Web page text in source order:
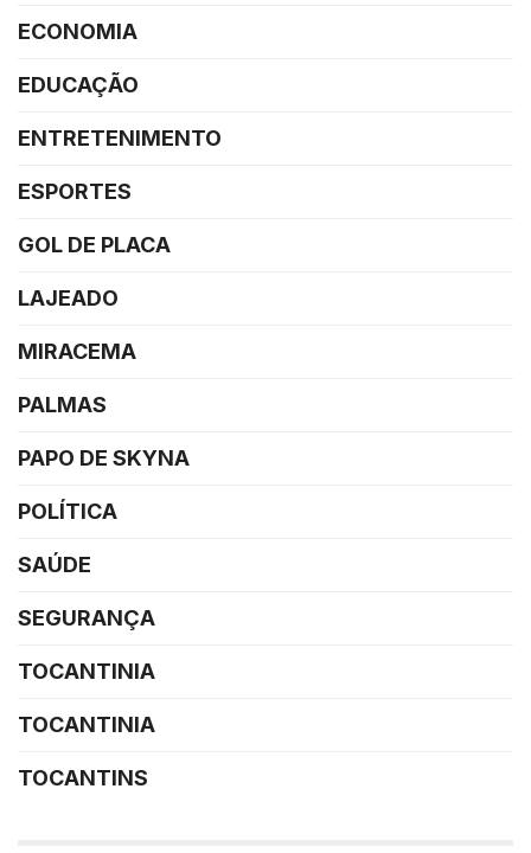
ECONOMIA
EDUCAÇÃO
ENTRETENIMENTO
ESPORTES
GOL DE PLACA
LAJEADO
MIRACEMA
PALMAS
PAPO DE SKYNA
POLÍTICA
SAÚDE
SEGURANÇA
TOCANTINIA
TOCANTINIA
TOCANTINS